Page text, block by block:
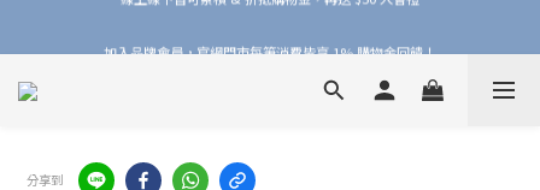
線上線下皆可累積 & 折抵購物金，再送 $50 入會禮
分享到